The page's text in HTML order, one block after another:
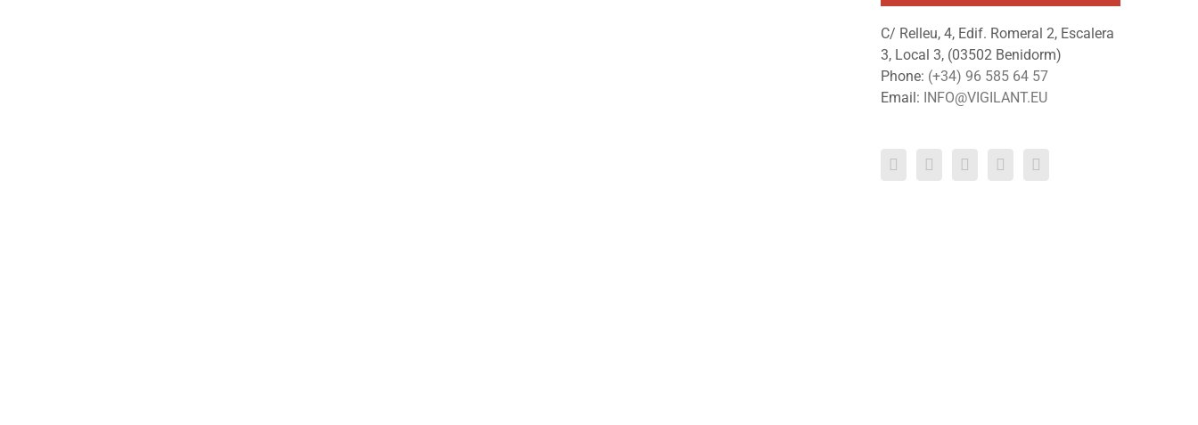
C/ Relleu, 4, Edif. Romeral 2, Escalera
3, Local 3, (03502 Benidorm)
Phone: (+34) 96 585 64 57
Email: INFO@VIGILANT.EU